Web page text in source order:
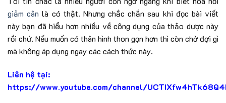
giảm cân là có thật. Nhưng chắc chắn sau khi đọc bài viết
này bạn đã hiểu hơn nhiều về công dụng của thảo dược này
rồi chứ. Nếu muốn có thân hình thon gọn hơn thì còn chờ đợi gì
mà không áp dụng ngay các cách thức này.
Liên hệ tại:
https://www.youtube.com/channel/